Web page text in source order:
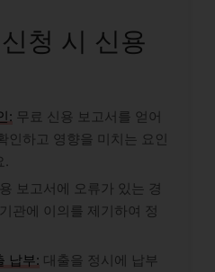
청 시 신용
: 무료 신용 보고서를 얻어
인하고 영향을 미치는 요인
.
보고서에 오류가 있는 경
관에 이의를 제기하여 정
납부: 대출을 정시에 납부